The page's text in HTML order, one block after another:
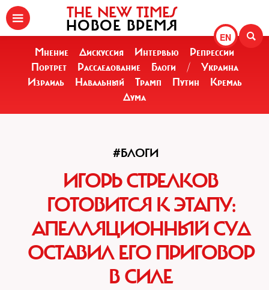
EN
THE NEW TIMES
НОВОЕ ВРЕМЯ
Мнение Дискуссия Интервью
Репрессии
Портрет
Расследование Блоги /
Украина
Израиль
Навальный Трамп Путин
Кремль
Дума
#БЛОГИ
ИГОРЬ СТРЕЛКОВ
ГОТОВИТСЯ К ЭТАПУ:
АПЕЛЛЯЦИОННЫЙ СУД
ОСТАВИЛ ЕГО ПРИГОВОР
В СИЛЕ